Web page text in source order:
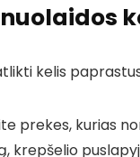
kelis
prekes, kurias
krepšelio